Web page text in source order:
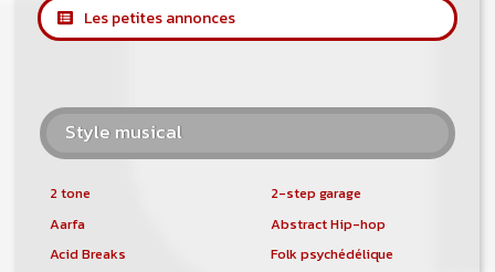
Les petites annonces
Style musical
2 tone
2-step garage
Aarfa
Abstract Hip-hop
Acid Breaks
Folk psychédélique